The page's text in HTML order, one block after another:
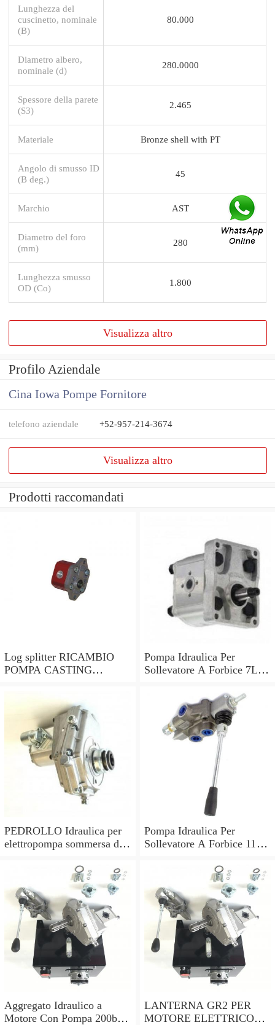
Lunghezza del
cuscinetto, nominale
(B)
80.000
Diametro albero,
nominale (d)
280.0000
Spessore della parete
(S3)
2.465
Materiale Bronze shell with PT
Angolo di smusso ID
(B deg.)
45
Marchio AST
Diametro del foro
(mm)
280
Lunghezza smusso
OD (Co)
1.800
Visualizza altro
Profilo Aziendale
Cina Iowa Pompe Fornitore
telefono aziendale +52-957-214-3674
Visualizza altro
Prodotti raccomandati
Log splitter RICAMBIO
POMPA CASTING
Pompa Idraulica Per
Sollevatore A Forbice 7L 2
PEDROLLO Idraulica per
elettropompa sommersa da
Pompa Idraulica Per
Sollevatore A Forbice 11L
Aggregato Idraulico a
Motore Con Pompa 200bar
LANTERNA GR2 PER
MOTORE ELETTRICO